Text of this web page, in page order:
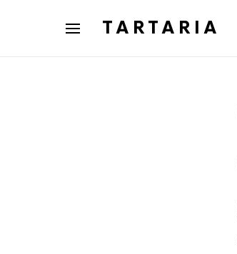
TARTARIA